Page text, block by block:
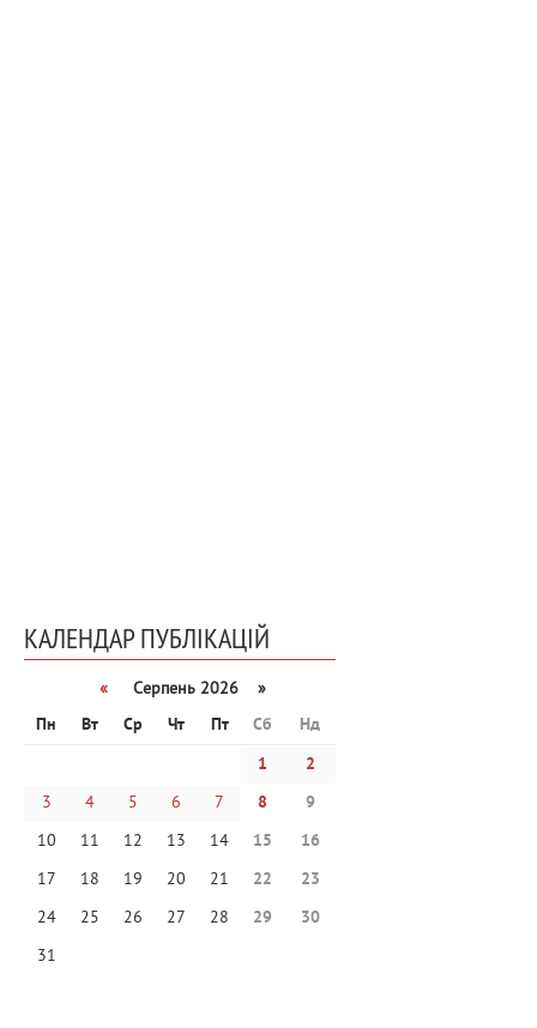
КАЛЕНДАР ПУБЛІКАЦІЙ
«
Серпень 2026 »
Пн
Вт Ср Чт Пт Сб
Нд
1
2
3
4 5 6 7 8
9
10
11 12 13 14 15
16
17
18 19 20 21 22
23
24
25 26 27 28 29
30
31